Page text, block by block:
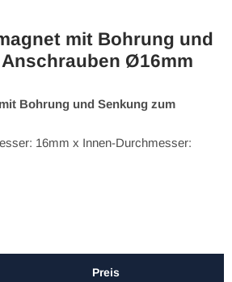
mit Bohrung und
Ø16mm
Bohrung und Senkung zum
16mm x Innen-Durchmesser:
Preis